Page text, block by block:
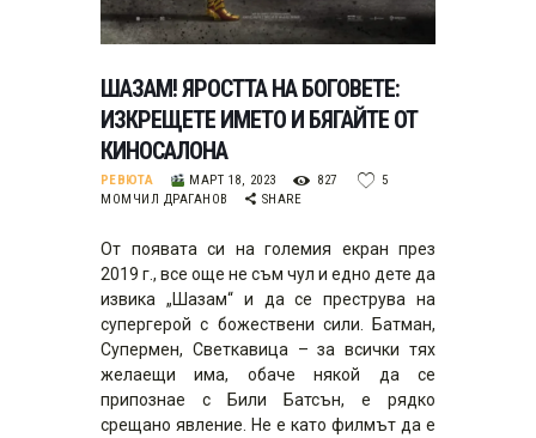
ШАЗАМ! ЯРОСТТА НА БОГОВЕТЕ:
ИЗКРЕЩЕТЕ ИМЕТО И БЯГАЙТЕ ОТ
КИНОСАЛОНА
РЕВЮТА МАРТ 18, 2023 827
5
МОМЧИЛ ДРАГАНОВ
SHARE
От появата си на големия екран през
2019 г., все още не съм чул и едно дете да
извика „Шазам“ и да се преструва на
супергерой с божествени сили. Батман,
Супермен, Светкавица – за всички тях
желаещи има, обаче някой да се
припознае с Били Батсън, е рядко
срещано явление. Не е като филмът да е